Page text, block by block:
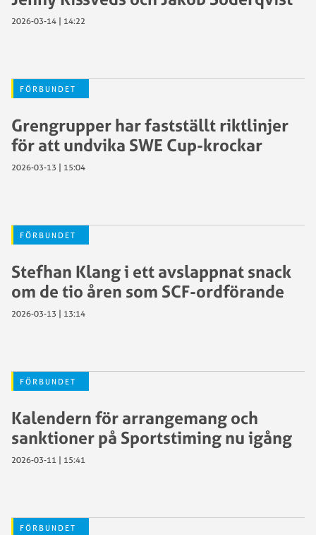
2026-03-14 | 14:22
FÖRBUNDET
Grengrupper har fastställt riktlinjer
för att undvika SWE Cup-krockar
2026-03-13 | 15:04
FÖRBUNDET
Stefhan Klang i ett avslappnat snack
om de tio åren som SCF-ordförande
2026-03-13 | 13:14
FÖRBUNDET
Kalendern för arrangemang och
sanktioner på Sportstiming nu igång
2026-03-11 | 15:41
FÖRBUNDET